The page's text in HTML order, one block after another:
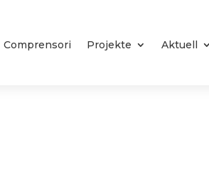
Comprensori Projekte Aktuell